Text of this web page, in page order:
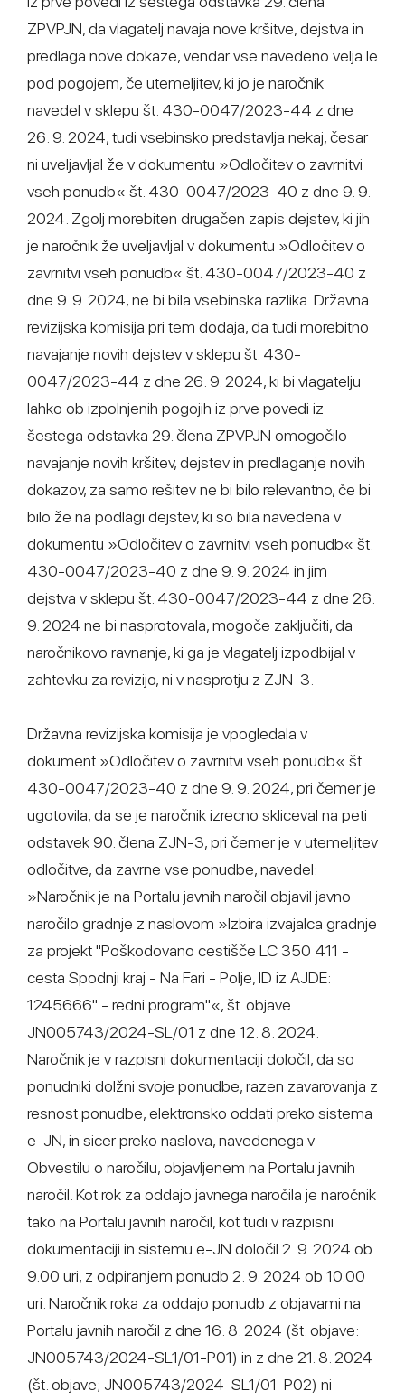
ZPVPJN, da vlagatelj navaja nove kršitve, dejstva in
predlaga nove dokaze, vendar vse navedeno velja le
pod pogojem, če utemeljitev, ki jo je naročnik
navedel v sklepu št. 430-0047/2023-44 z dne
26. 9. 2024, tudi vsebinsko predstavlja nekaj, česar
ni uveljavljal že v dokumentu »Odločitev o zavrnitvi
vseh ponudb« št. 430-0047/2023-40 z dne 9. 9.
2024. Zgolj morebiten drugačen zapis dejstev, ki jih
je naročnik že uveljavljal v dokumentu »Odločitev o
zavrnitvi vseh ponudb« št. 430-0047/2023-40 z
dne 9. 9. 2024, ne bi bila vsebinska razlika. Državna
revizijska komisija pri tem dodaja, da tudi morebitno
navajanje novih dejstev v sklepu št. 430-
0047/2023-44 z dne 26. 9. 2024, ki bi vlagatelju
lahko ob izpolnjenih pogojih iz prve povedi iz
šestega odstavka 29. člena ZPVPJN omogočilo
navajanje novih kršitev, dejstev in predlaganje novih
dokazov, za samo rešitev ne bi bilo relevantno, če bi
bilo že na podlagi dejstev, ki so bila navedena v
dokumentu »Odločitev o zavrnitvi vseh ponudb« št.
430-0047/2023-40 z dne 9. 9. 2024 in jim
dejstva v sklepu št. 430-0047/2023-44 z dne 26.
9. 2024 ne bi nasprotovala, mogoče zaključiti, da
naročnikovo ravnanje, ki ga je vlagatelj izpodbijal v
zahtevku za revizijo, ni v nasprotju z ZJN-3.
Državna revizijska komisija je vpogledala v
dokument »Odločitev o zavrnitvi vseh ponudb« št.
430-0047/2023-40 z dne 9. 9. 2024, pri čemer je
ugotovila, da se je naročnik izrecno skliceval na peti
odstavek 90. člena ZJN-3, pri čemer je v utemeljitev
odločitve, da zavrne vse ponudbe, navedel:
»Naročnik je na Portalu javnih naročil objavil javno
naročilo gradnje z naslovom »Izbira izvajalca gradnje
za projekt "Poškodovano cestišče LC 350 411 -
cesta Spodnji kraj - Na Fari - Polje, ID iz AJDE:
1245666" - redni program"«, št. objave
JN005743/2024-SL/01 z dne 12. 8. 2024.
Naročnik je v razpisni dokumentaciji določil, da so
ponudniki dolžni svoje ponudbe, razen zavarovanja z
resnost ponudbe, elektronsko oddati preko sistema
e-JN, in sicer preko naslova, navedenega v
Obvestilu o naročilu, objavljenem na Portalu javnih
naročil. Kot rok za oddajo javnega naročila je naročnik
tako na Portalu javnih naročil, kot tudi v razpisni
dokumentaciji in sistemu e-JN določil 2. 9. 2024 ob
9.00 uri, z odpiranjem ponudb 2. 9. 2024 ob 10.00
uri. Naročnik roka za oddajo ponudb z objavami na
Portalu javnih naročil z dne 16. 8. 2024 (št. objave:
JN005743/2024-SL1/01-P01) in z dne 21. 8. 2024
(št. objave; JN005743/2024-SL1/01-P02) ni